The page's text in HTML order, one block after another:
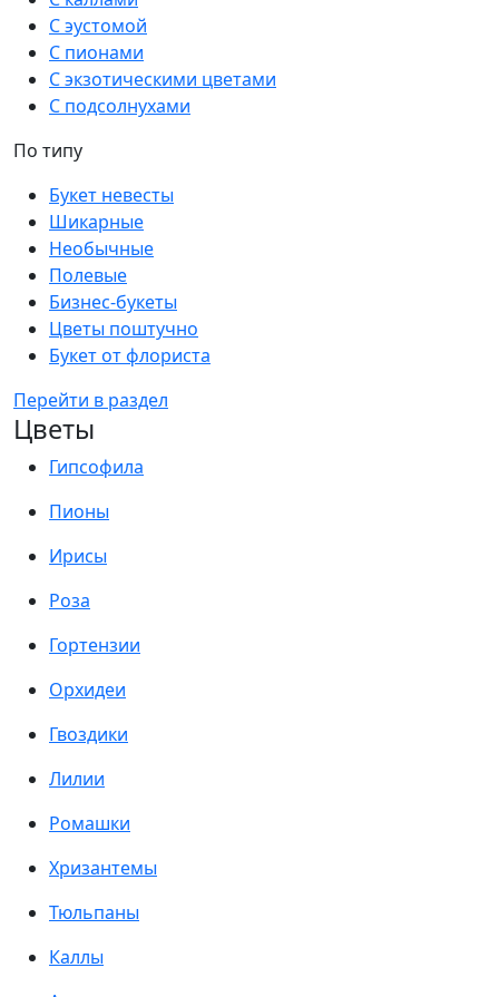
С эустомой
С пионами
С экзотическими цветами
С подсолнухами
По типу
Букет невесты
Шикарные
Необычные
Полевые
Бизнес-букеты
Цветы поштучно
Букет от флориста
Перейти в раздел
Цветы
Гипсофила
Пионы
Ирисы
Роза
Гортензии
Орхидеи
Гвоздики
Лилии
Ромашки
Хризантемы
Тюльпаны
Каллы